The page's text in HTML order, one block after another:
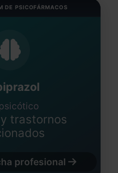
DE PSICOFÁRMACOS
trastornos
profesional